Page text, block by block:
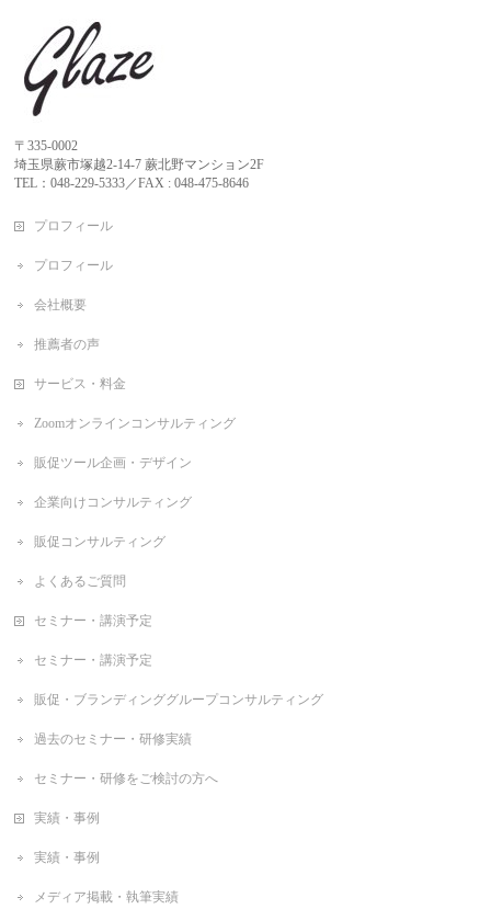
〒335-0002
埼玉県蕨市塚越2-14-7 蕨北野マンション2F
TEL：048-229-5333／FAX : 048-475-8646
プロフィール
プロフィール
会社概要
推薦者の声
サービス・料金
Zoomオンラインコンサルティング
販促ツール企画・デザイン
企業向けコンサルティング
販促コンサルティング
よくあるご質問
セミナー・講演予定
セミナー・講演予定
販促・ブランディンググループコンサルティング
過去のセミナー・研修実績
セミナー・研修をご検討の方へ
実績・事例
実績・事例
メディア掲載・執筆実績